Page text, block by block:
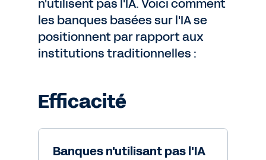
n'utilisent pas l'IA. Voici comment
les banques basées sur l'IA se
positionnent par rapport aux
institutions traditionnelles :
Efficacité
Banques n'utilisant pas l'IA